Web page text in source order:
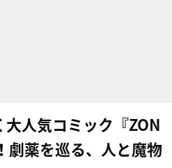
人気コミック『ZON
劇薬を巡る、人と魔物